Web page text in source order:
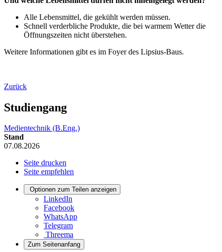
Alle Lebensmittel, die gekühlt werden müssen.
Schnell verderbliche Produkte, die bei warmem Wetter die
Öffnungszeiten nicht überstehen.
Weitere Informationen gibt es im Foyer des Lipsius-Baus.
Zurück
Studiengang
Medientechnik (B.Eng.)
Stand
07.08.2026
Seite drucken
Seite empfehlen
Optionen zum Teilen anzeigen
LinkedIn
Facebook
WhatsApp
Telegram
Threema
Zum Seitenanfang